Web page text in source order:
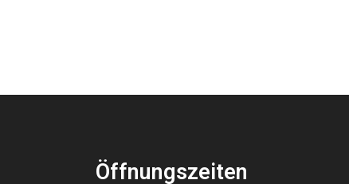
Öffnungszeiten